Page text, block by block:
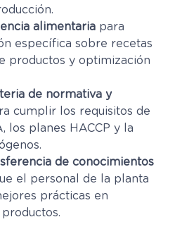
alimentaria para
específica sobre recetas
productos y optimización
de normativa y
cumplir los requisitos de
los planes HACCP y la
de conocimientos
el personal de la planta
prácticas en